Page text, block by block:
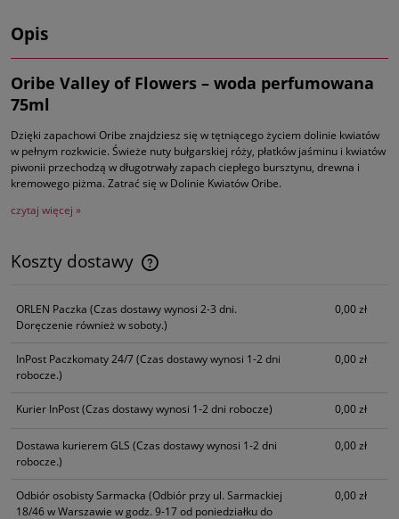
Opis
Oribe Valley of Flowers – woda perfumowana
75ml
Dzięki zapachowi Oribe znajdziesz się w tętniącego życiem dolinie kwiatów
w pełnym rozkwicie. Świeże nuty bułgarskiej róży, płatków jaśminu i kwiatów
piwonii przechodzą w długotrwały zapach ciepłego bursztynu, drewna i
kremowego piżma. Zatrać się w Dolinie Kwiatów Oribe.
czytaj więcej »
Koszty dostawy
Cena nie zawiera ewentualnych kosztów płatności
ORLEN Paczka (Czas dostawy wynosi 2-3 dni.
Doręczenie również w soboty.)
0,00 zł
InPost Paczkomaty 24/7(Czas dostawy wynosi 1-2 dni
robocze.)
0,00 zł
Kurier InPost(Czas dostawy wynosi 1-2 dni robocze) 0,00 zł
Dostawa kurierem GLS (Czas dostawy wynosi 1-2 dni
robocze.)
0,00 zł
Odbiór osobisty Sarmacka (Odbiór przy ul. Sarmackiej
18/46 w Warszawie w godz. 9-17 od poniedziałku do
0,00 zł